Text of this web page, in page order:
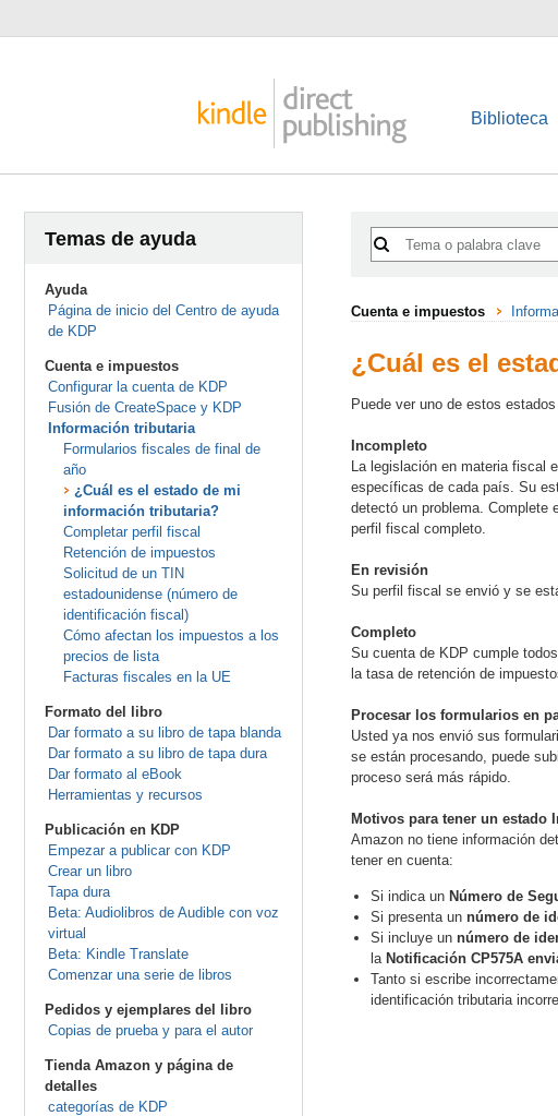
Biblioteca
Temas de ayuda
Ayuda
Página de inicio del Centro de ayuda
de KDP
Cuenta e impuestos
Configurar la cuenta de KDP
Fusión de CreateSpace y KDP
Información tributaria
Formularios fiscales de final de
año
¿Cuál es el estado de mi
información tributaria?
Completar perfil fiscal
Retención de impuestos
Solicitud de un TIN
estadounidense (número de
identificación fiscal)
Cómo afectan los impuestos a los
precios de lista
Facturas fiscales en la UE
Formato del libro
Dar formato a su libro de tapa blanda
Dar formato a su libro de tapa dura
Dar formato al eBook
Herramientas y recursos
Publicación en KDP
Empezar a publicar con KDP
Crear un libro
Tapa dura
Beta: Audiolibros de Audible con voz
virtual
Beta: Kindle Translate
Comenzar una serie de libros
Pedidos y ejemplares del libro
Copias de prueba y para el autor
Tienda Amazon y página de
detalles
categorías de KDP
Cuenta e impuestos
¿Cuál es el
Puede ver uno de estos
Incompleto
La legislación en materia fiscal
específicas de cada país. Su
detectó un problema. Complete
perfil fiscal completo.
En revisión
Su perfil fiscal se envió y se
Completo
Su cuenta de KDP cumple
la tasa de retención de
Procesar los formularios en
Usted ya nos envió sus
se están procesando, puede
proceso será más rápido.
Motivos para tener un estado
Amazon no tiene información
tener en cuenta:
Si indica un Número de
Si presenta un número de
Si incluye un número de
la Notificación CP575A
Tanto si escribe
identificación tributaria